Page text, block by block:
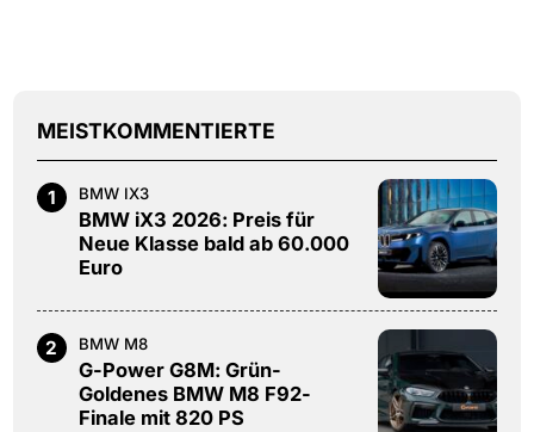
MEISTKOMMENTIERTE
1 BMW IX3
BMW iX3 2026: Preis für
Neue Klasse bald ab 60.000
Euro
2 BMW M8
G-Power G8M: Grün-
Goldenes BMW M8 F92-
Finale mit 820 PS